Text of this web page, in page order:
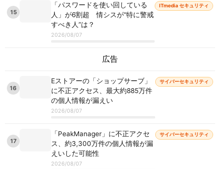
15
「パスワードを使い回している
人」が6割超 情シスが“特に警戒
すべき人”は？
2026/08/07
ITmedia セキュリティ
広告
16
Eストアーの「ショップサーブ」
に不正アクセス、最大約885万件
の個人情報が漏えい
2026/08/07
サイバーセキュリティ
17
「PeakManager」に不正アクセ
ス、約3,300万件の個人情報が漏
えいした可能性
2026/08/07
サイバーセキュリティ